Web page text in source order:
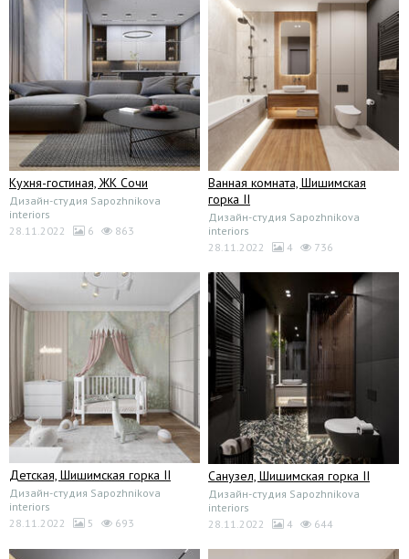
Кухня-гостиная, ЖК Сочи
Дизайн-студия Sapozhnikova
interiors
28.11.2022
6 863
Ванная комната, Шишимская
горка II
Дизайн-студия Sapozhnikova
interiors
28.11.2022
4 736
Детская, Шишимская горка II
Дизайн-студия Sapozhnikova
interiors
28.11.2022
5 693
Санузел, Шишимская горка II
Дизайн-студия Sapozhnikova
interiors
28.11.2022
4 644